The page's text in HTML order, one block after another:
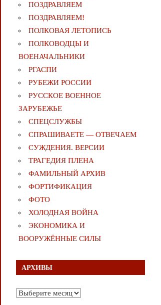
ПОЗДРАВЛЯЕМ
ПОЗДРАВЛЯЕМ!
ПОЛКОВАЯ ЛЕТОПИСЬ
ПОЛКОВОДЦЫ И
ВОЕНАЧАЛЬНИКИ
РГАСПИ
РУБЕЖИ РОССИИ
РУССКОЕ ВОЕННОЕ
ЗАРУБЕЖЬЕ
СПЕЦСЛУЖБЫ
СПРАШИВАЕТЕ — ОТВЕЧАЕМ
СУЖДЕНИЯ. ВЕРСИИ
ТРАГЕДИЯ ПЛЕНА
ФАМИЛЬНЫЙ АРХИВ
ФОРТИФИКАЦИЯ
ФОТО
ХОЛОДНАЯ ВОЙНА
ЭКОНОМИКА И
ВООРУЖЁННЫЕ СИЛЫ
АРХИВЫ
Архивы